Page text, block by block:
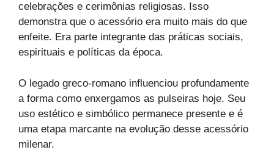
celebrações e cerimônias religiosas. Isso
demonstra que o acessório era muito mais do que
enfeite. Era parte integrante das práticas sociais,
espirituais e políticas da época.
O legado greco-romano influenciou profundamente
a forma como enxergamos as pulseiras hoje. Seu
uso estético e simbólico permanece presente e é
uma etapa marcante na evolução desse acessório
milenar.